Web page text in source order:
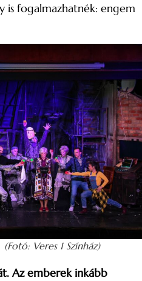
fogalmazhatnék: engem
Veres 1 Színház)
Az emberek inkább